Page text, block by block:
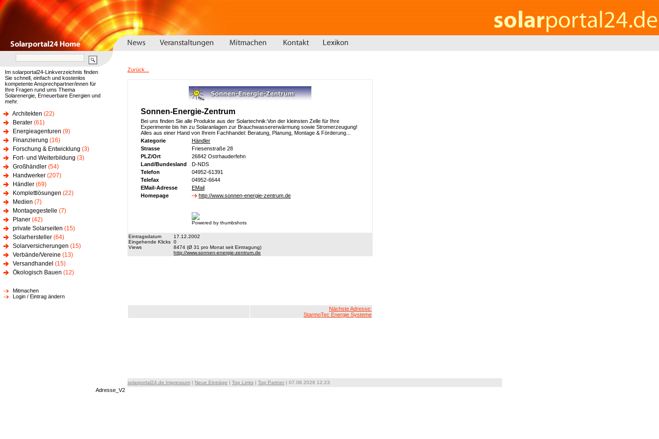
Im solarportal24-Linkverzeichnis finden
Sie schnell, einfach und kostenlos
kompetente Ansprechpartner/innen für
Ihre Fragen rund ums Thema
Solarenergie, Erneuerbare Energien und
mehr.
Architekten (22)
Berater (61)
Energieagenturen (9)
Finanzierung (16)
Forschung & Entwicklung (3)
Fort- und Weiterbildung (3)
Großhändler (54)
Handwerker (207)
Händler (69)
Komplettlösungen (22)
Medien (7)
Montagegestelle (7)
Planer (42)
private Solarseiten (15)
Solarhersteller (64)
Solarversicherungen (15)
Verbände/Vereine (13)
Versandhandel (15)
Ökologisch Bauen (12)
Mitmachen
Login / Eintrag ändern
Zurück...
Sonnen-Energie-Zentrum
Bei uns finden Sie alle Produkte aus der Solartechnik:Von der kleinsten Zelle für Ihre
Experimente bis hin zu Solaranlagen zur Brauchwassererwärmung sowie Stromerzeugung!
Alles aus einer Hand von Ihrem Fachhandel: Beratung, Planung, Montage & Förderung...
Kategorie
Händler
Strasse
Friesenstraße 28
PLZ/Ort
26842 Ostrhauderfehn
Land/Bundesland
D-NDS
Telefon
04952-61391
Telefax
04952-6644
EMail-Adresse
EMail
Homepage
http://www.sonnen-energie-zentrum.de
Powered by thumbshots
Eintragsdatum
17.12.2002
Eingehende Klicks 0
Views
8474 (Ø 31 pro Monat seit Eintragung)
http://www.sonnen-energie-zentrum.de
Nächste Adresse:
StarmoTec Energie Systeme
solarportal24.de Impressum | Neue Einträge | Top Links | Top Partner | 07.08.2026 12:23
Adresse_V2